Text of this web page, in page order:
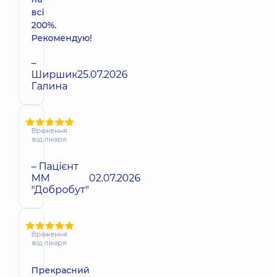
всі
200%.
Рекомендую!
–
Ширшик
Галина
25.07.2026
Враження
від лікаря
– Пацієнт
ММ
"Добробут"
02.07.2026
Враження
від лікаря
Прекрасний